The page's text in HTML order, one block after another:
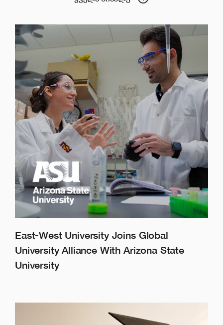
East-West University Joins Global
University Alliance With Arizona State
University